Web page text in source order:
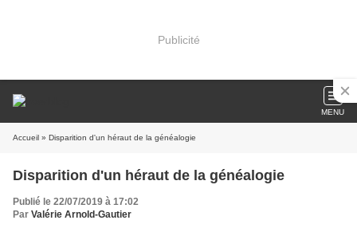
Publicité
MENU
Accueil » Disparition d'un héraut de la généalogie
Disparition d'un héraut de la généalogie
Publié le 22/07/2019 à 17:02
Par Valérie Arnold-Gautier